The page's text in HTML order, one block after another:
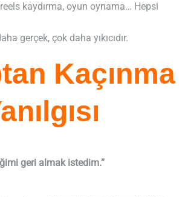
kaydırma, oyun oynama… Hepsi
gerçek, çok daha yıkıcıdır.
Kaçınma
geri almak istedim.”